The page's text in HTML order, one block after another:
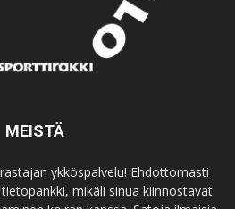
MEISTÄ
ykköspalvelu! Ehdottomasti
mikäli sinua kiinnostavat